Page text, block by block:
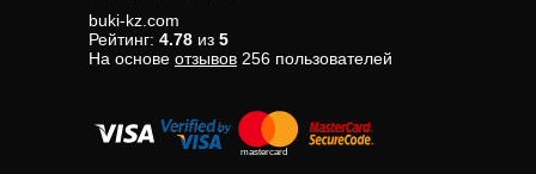
buki-kz.com
Рейтинг: 4.78 из 5
На основе отзывов 256 пользователей